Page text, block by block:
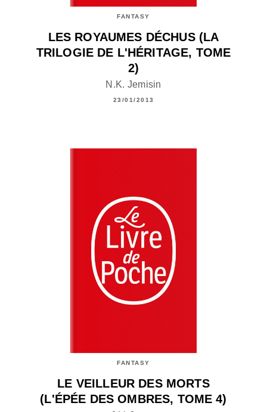
FANTASY
LES ROYAUMES DÉCHUS (LA
TRILOGIE DE L'HÉRITAGE, TOME
2)
N.K. Jemisin
23/01/2013
FANTASY
LE VEILLEUR DES MORTS
(L'ÉPÉE DES OMBRES, TOME 4)